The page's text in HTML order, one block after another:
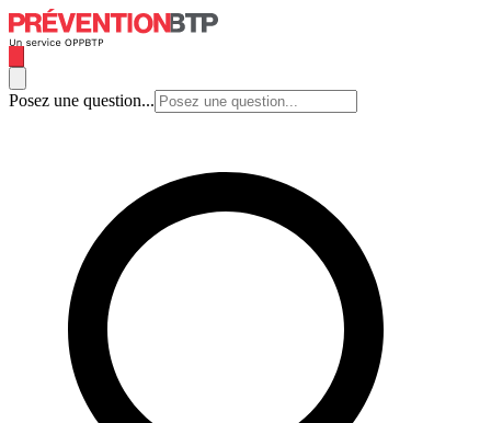
Posez une question...